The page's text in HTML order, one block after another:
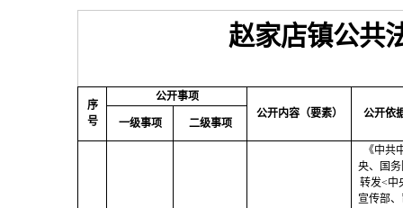
赵家店镇公共
序
号
公开事项
公开内容（要素）
公开依
一级事项 二级事项
《中共
央、国务
转发<中
宣传部